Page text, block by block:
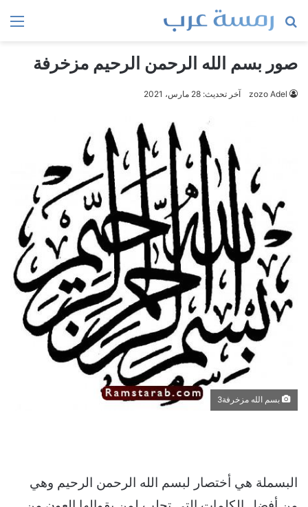
بحث
صور بسم الله الرحمن الرحيم مزخرفة
zozo Adel آخر تحديث: 28 مارس، 2021
بسم الله مزخرفة3
البسملة هي أختصار لبسم الله الرحمن الرحيم وهي